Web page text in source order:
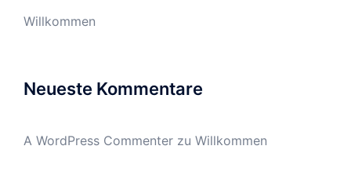
Willkommen
Neueste Kommentare
A WordPress Commenter zu Willkommen